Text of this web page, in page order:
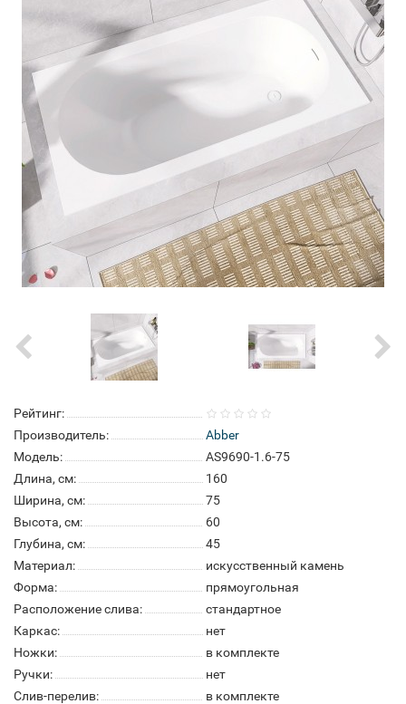
Рейтинг:
Производитель:
Abber
Модель:
AS9690-1.6-75
Длина, см:
160
Ширина, см:
75
Высота, см:
60
Глубина, см:
45
Материал:
искусственный камень
Форма:
прямоугольная
Расположение слива:
стандартное
Каркас:
нет
Ножки:
в комплекте
Ручки:
нет
Слив-перелив:
в комплекте